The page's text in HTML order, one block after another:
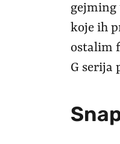
gejming
koje ih
ostalim
G serija